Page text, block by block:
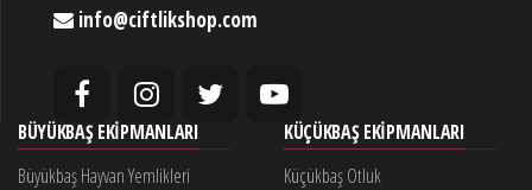
info@ciftlikshop.com
BÜYÜKBAŞ EKIPMANLARI
Büyükbaş Hayvan Yemlikleri
KÜÇÜKBAŞ EKIPMANLARI
Küçükbaş Otluk